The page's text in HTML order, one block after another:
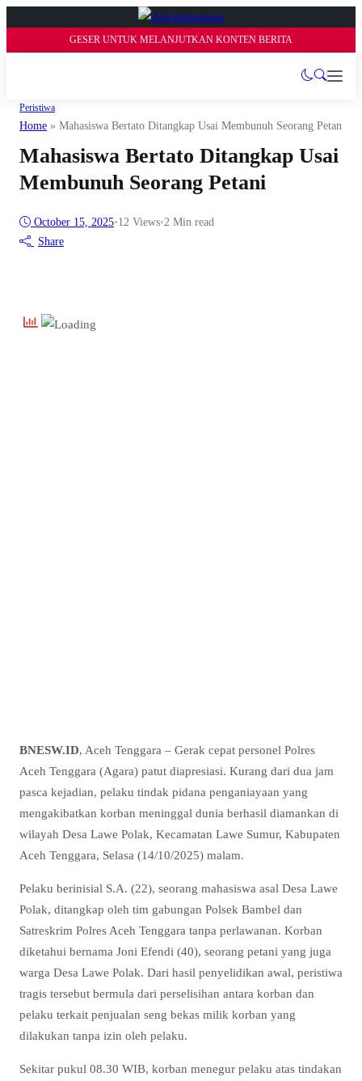
GESER UNTUK MELANJUTKAN KONTEN BERITA
Peristiwa
Home » Mahasiswa Bertato Ditangkap Usai Membunuh Seorang Petani
Mahasiswa Bertato Ditangkap Usai
Membunuh Seorang Petani
October 15, 2025•12 Views•2 Min read
Share
BNESW.ID, Aceh Tenggara – Gerak cepat personel Polres
Aceh Tenggara (Agara) patut diapresiasi. Kurang dari dua jam
pasca kejadian, pelaku tindak pidana penganiayaan yang
mengakibatkan korban meninggal dunia berhasil diamankan di
wilayah Desa Lawe Polak, Kecamatan Lawe Sumur, Kabupaten
Aceh Tenggara, Selasa (14/10/2025) malam.
Pelaku berinisial S.A. (22), seorang mahasiswa asal Desa Lawe
Polak, ditangkap oleh tim gabungan Polsek Bambel dan
Satreskrim Polres Aceh Tenggara tanpa perlawanan. Korban
diketahui bernama Joni Efendi (40), seorang petani yang juga
warga Desa Lawe Polak. Dari hasil penyelidikan awal, peristiwa
tragis tersebut bermula dari perselisihan antara korban dan
pelaku terkait penjualan seng bekas milik korban yang
dilakukan tanpa izin oleh pelaku.
Sekitar pukul 08.30 WIB, korban menegur pelaku atas tindakan